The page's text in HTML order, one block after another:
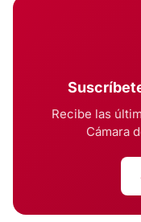
Recibe las
Cámara